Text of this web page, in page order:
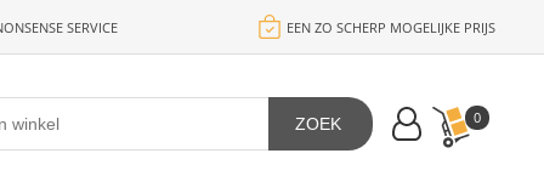
SERVICE EEN ZO SCHERP MOGELIJKE PRIJS
0
ZOEK